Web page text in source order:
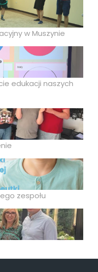
w Muszynie
edukacji naszych
zespołu